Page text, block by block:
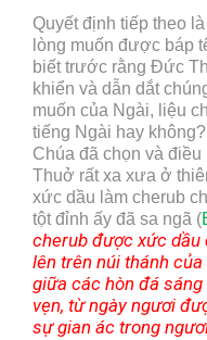
Quyết định tiếp theo
lòng muốn được báp
biết trước rằng Đức
khiển và dẫn dắt
muốn của Ngài, liệu
tiếng Ngài hay
Chúa đã chọn và
Thuở rất xa xưa ở
xức dầu làm cherub
tột đỉnh ấy đã sa ngã (
cherub được xức dầu
lên trên núi thánh
giữa các hòn đá
vẹn, từ ngày ngươi
sự gian ác trong